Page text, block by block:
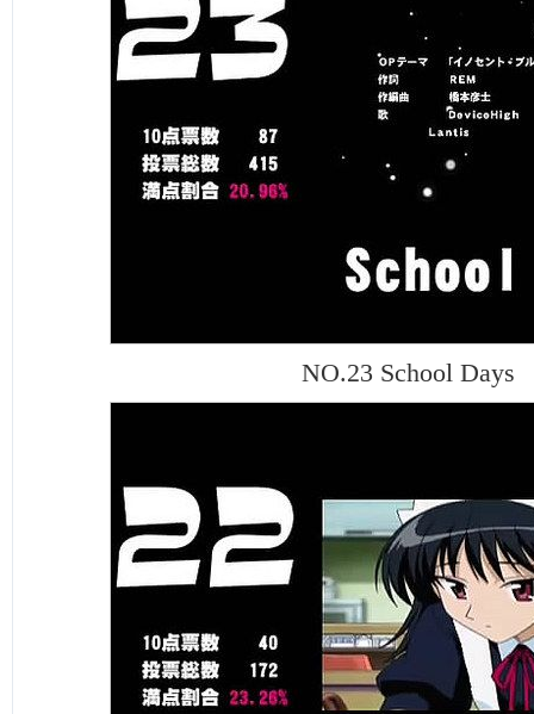
NO.23 School Days